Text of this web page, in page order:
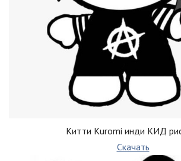
Китти Kuromi инди КИД
Скачать